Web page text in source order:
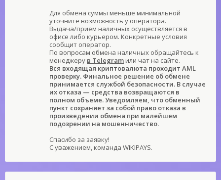
Для обмена суммы меньше минимальной
уточните возможность у оператора.
Выдача/прием наличных осуществляется в
офисе либо курьером. Конкретные условия
сообщит оператор.
По вопросам обмена наличных обращайтесь к
менеджеру в Telegram или чат на сайте.
Вся входящая криптовалюта проходит AML
проверку. Финальное решение об обмене
принимается службой безопасности. В случае
их отказа — средства возвращаются в
полном объеме. Уведомляем, что обменный
пункт сохраняет за собой право отказа в
произведении обмена при малейшем
подозрении на мошенничество.
Спасибо за заявку!
С уважением, команда WIKIPAYS.